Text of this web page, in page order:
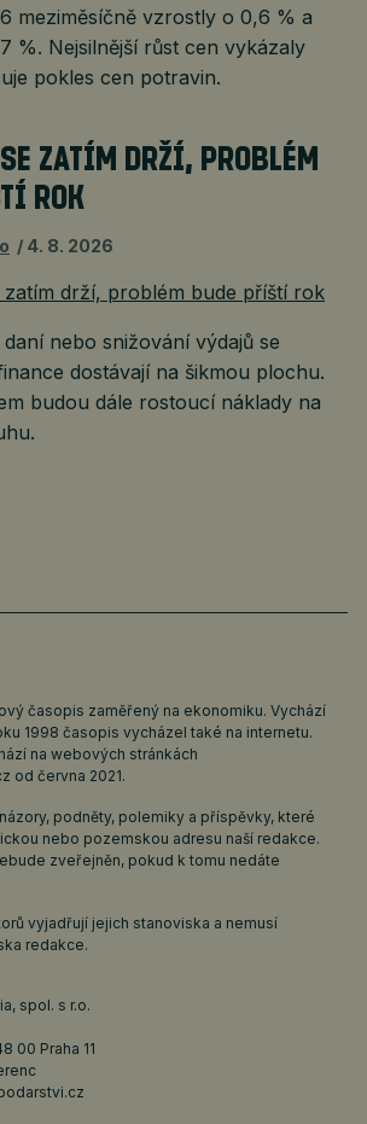
meziměsíčně vzrostly o 0,6 % a
%. Nejsilnější růst cen vykázaly
pokles cen potravin.
SE ZATÍM DRŽÍ, PROBLÉM
ROK
4. 8. 2026
nebo snižování výdajů se
dostávají na šikmou plochu.
budou dále rostoucí náklady na
časopis zaměřený na ekonomiku. Vychází
1998 časopis vycházel také na internetu.
na webových stránkách
od června 2021.
podněty, polemiky a příspěvky, které
nebo pozemskou adresu naší redakce.
zveřejněn, pokud k tomu nedáte
vyjadřují jejich stanoviska a nemusí
redakce.
spol. s r.o.
00 Praha 11